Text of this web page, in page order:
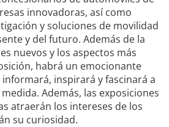
innovadoras, así como
y soluciones de movilidad
y del futuro. Además de la
nuevos y los aspectos más
habrá un emocionante
inspirará y fascinará a
Además, las exposiciones
atraerán los intereses de los
su curiosidad.